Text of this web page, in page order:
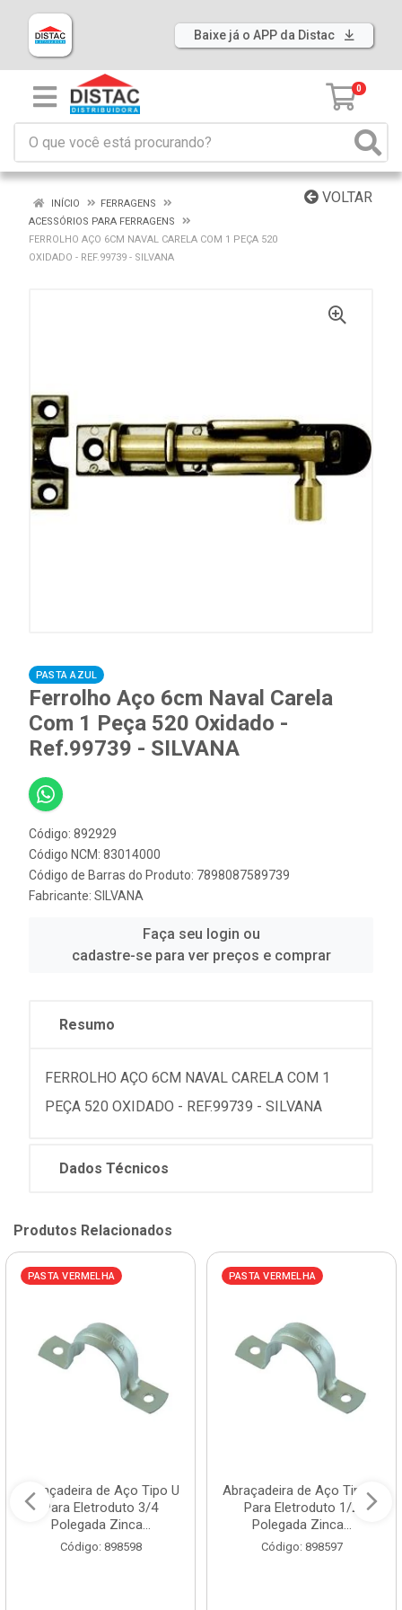
Baixe já o APP da Distac
0
VOLTAR
INÍCIO
FERRAGENS
ACESSÓRIOS PARA FERRAGENS
FERROLHO AÇO 6CM NAVAL CARELA COM 1 PEÇA 520
OXIDADO - REF.99739 - SILVANA
PASTA AZUL
Ferrolho Aço 6cm Naval Carela
Com 1 Peça 520 Oxidado -
Ref.99739 - SILVANA
Código: 892929
Código NCM: 83014000
Código de Barras do Produto: 7898087589739
Fabricante: SILVANA
Faça seu login ou
cadastre-se para ver preços e comprar
Resumo
FERROLHO AÇO 6CM NAVAL CARELA COM 1
PEÇA 520 OXIDADO - REF.99739 - SILVANA
Dados Técnicos
Produtos Relacionados
PASTA VERMELHA
Abraçadeira de Aço Tipo U
Para Eletroduto 3/4
Polegada Zinca...
Código: 898598
PASTA VERMELHA
Abraçadeira de Aço Tipo U
Para Eletroduto 1/2
Polegada Zinca...
Código: 898597